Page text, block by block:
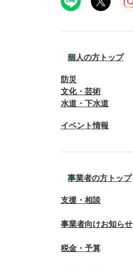
個人の方トップ
防災
文化・芸術
水道・下水道
イベント情報
事業者の方トップ
支援・相談
事業者向けお知らせ
税金・予算